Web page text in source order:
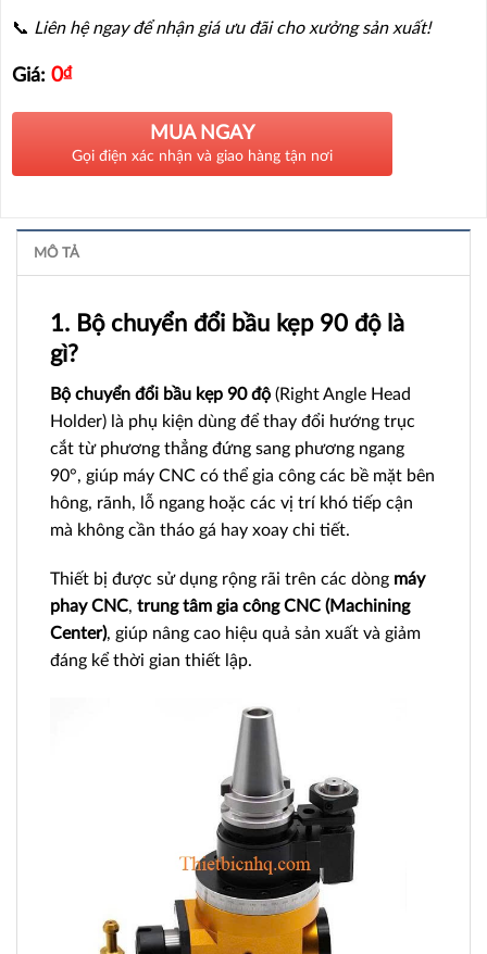
📞 Liên hệ ngay để nhận giá ưu đãi cho xưởng sản xuất!
Giá: 0₫
MUA NGAY
Gọi điện xác nhận và giao hàng tận nơi
MÔ TẢ
1. Bộ chuyển đổi bầu kẹp 90 độ là
gì?
Bộ chuyển đổi bầu kẹp 90 độ (Right Angle Head
Holder) là phụ kiện dùng để thay đổi hướng trục
cắt từ phương thẳng đứng sang phương ngang
90°, giúp máy CNC có thể gia công các bề mặt bên
hông, rãnh, lỗ ngang hoặc các vị trí khó tiếp cận
mà không cần tháo gá hay xoay chi tiết.
Thiết bị được sử dụng rộng rãi trên các dòng máy
phay CNC, trung tâm gia công CNC (Machining
Center), giúp nâng cao hiệu quả sản xuất và giảm
đáng kể thời gian thiết lập.